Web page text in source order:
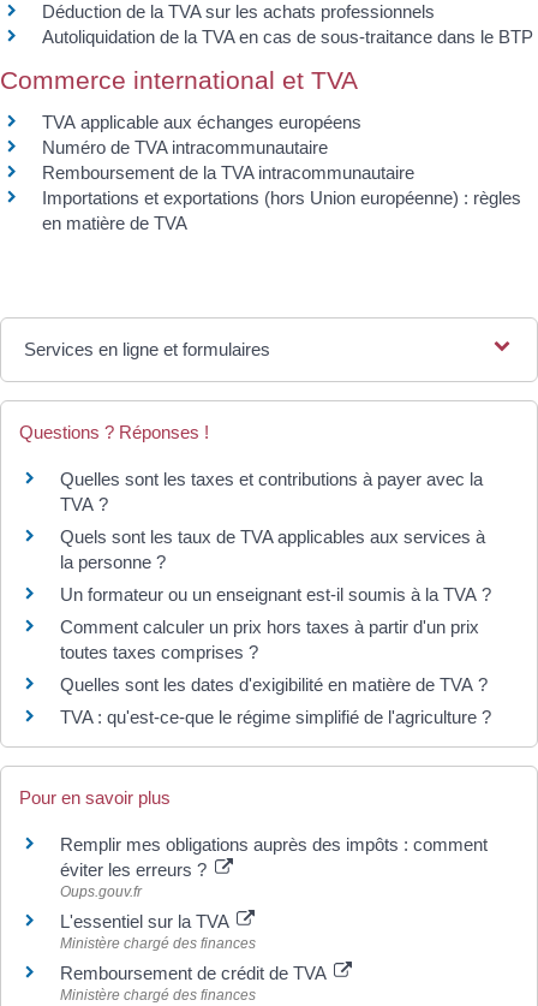
Déduction de la TVA sur les achats professionnels
Autoliquidation de la TVA en cas de sous-traitance dans le BTP
Commerce international et TVA
TVA applicable aux échanges européens
Numéro de TVA intracommunautaire
Remboursement de la TVA intracommunautaire
Importations et exportations (hors Union européenne) : règles
en matière de TVA
Services en ligne et formulaires
Questions ? Réponses !
Quelles sont les taxes et contributions à payer avec la
TVA ?
Quels sont les taux de TVA applicables aux services à
la personne ?
Un formateur ou un enseignant est-il soumis à la TVA ?
Comment calculer un prix hors taxes à partir d'un prix
toutes taxes comprises ?
Quelles sont les dates d'exigibilité en matière de TVA ?
TVA : qu'est-ce-que le régime simplifié de l'agriculture ?
Pour en savoir plus
Remplir mes obligations auprès des impôts : comment
éviter les erreurs ?
Oups.gouv.fr
L'essentiel sur la TVA
Ministère chargé des finances
Remboursement de crédit de TVA
Ministère chargé des finances